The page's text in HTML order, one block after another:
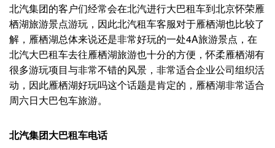
北汽集团的客户们经常会在北汽进行大巴租车到北京怀荣雁
栖湖旅游景点游玩，因此北汽租车客服对于雁栖湖也比较了
解，雁栖湖总体来说还是非常好玩的一处4A旅游景点，在
北汽大巴租车去往雁栖湖旅游也十分的方便，怀柔雁栖湖有
很多游玩项目与非常不错的风景，非常适合企业公司组织活
动，因此雁栖湖好玩吗这个话题是肯定的，雁栖湖非常适合
周六日大巴包车旅游。
北汽集团大巴租车电话